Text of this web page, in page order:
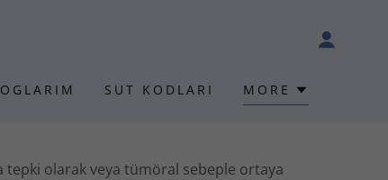
SUT KODLARI MORE
olarak veya tümöral sebeple ortaya